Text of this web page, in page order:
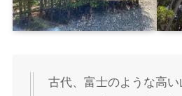
古代、富士のような高